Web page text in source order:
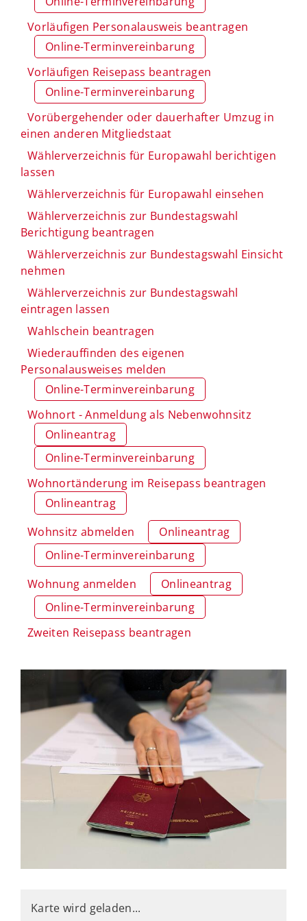
Vorläufigen Personalausweis beantragen
Online-Terminvereinbarung
Vorläufigen Reisepass beantragen
Online-Terminvereinbarung
Vorübergehender oder dauerhafter Umzug in
einen anderen Mitgliedstaat
Wählerverzeichnis für Europawahl berichtigen
lassen
Wählerverzeichnis für Europawahl einsehen
Wählerverzeichnis zur Bundestagswahl
Berichtigung beantragen
Wählerverzeichnis zur Bundestagswahl Einsicht
nehmen
Wählerverzeichnis zur Bundestagswahl
eintragen lassen
Wahlschein beantragen
Wiederauffinden des eigenen
Personalausweises melden
Online-Terminvereinbarung
Wohnort - Anmeldung als Nebenwohnsitz
Onlineantrag
Online-Terminvereinbarung
Wohnortänderung im Reisepass beantragen
Onlineantrag
Wohnsitz abmelden
Onlineantrag
Online-Terminvereinbarung
Wohnung anmelden
Onlineantrag
Online-Terminvereinbarung
Zweiten Reisepass beantragen
Karte wird geladen...